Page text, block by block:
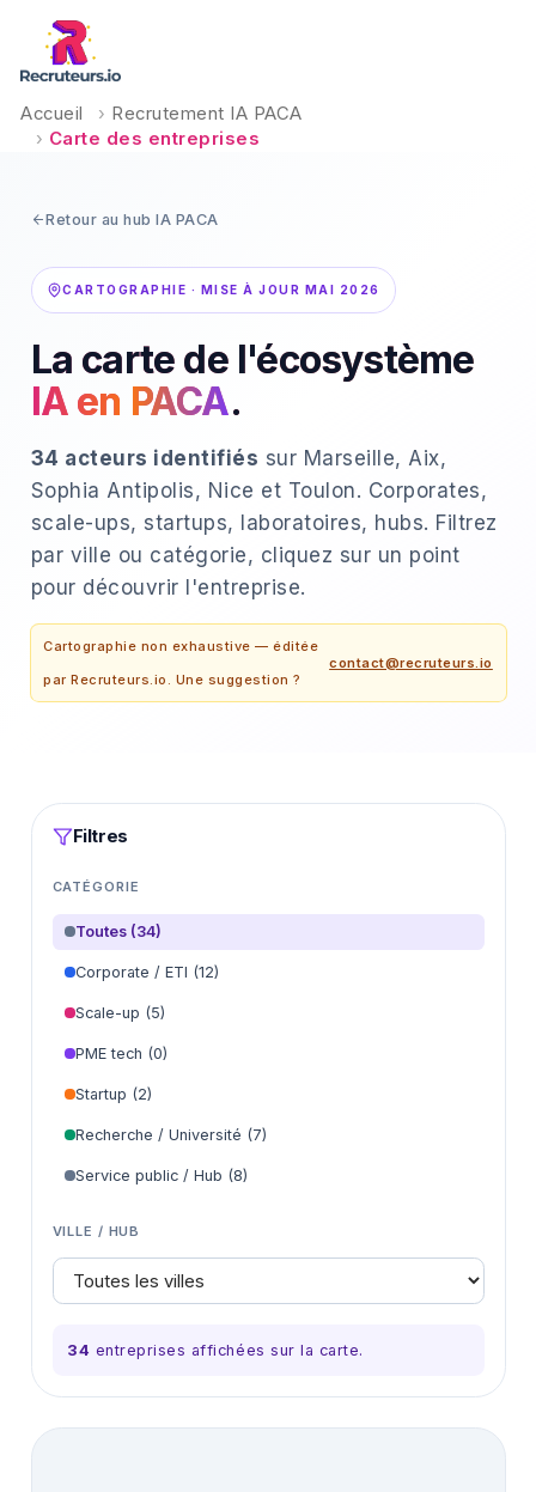
Accueil › Recrutement IA PACA
› Carte des entreprises
Retour au hub IA PACA
CARTOGRAPHIE · MISE À JOUR MAI 2026
La carte de l'écosystème
IA en PACA.
34 acteurs identifiés sur Marseille, Aix,
Sophia Antipolis, Nice et Toulon. Corporates,
scale-ups, startups, laboratoires, hubs. Filtrez
par ville ou catégorie, cliquez sur un point
pour découvrir l'entreprise.
Cartographie non exhaustive — éditée
par Recruteurs.io. Une suggestion ?
contact@recruteurs.io
Filtres
CATÉGORIE
Toutes (34)
Corporate / ETI (12)
Scale-up (5)
PME tech (0)
Startup (2)
Recherche / Université (7)
Service public / Hub (8)
VILLE / HUB
34 entreprises affichées sur la carte.